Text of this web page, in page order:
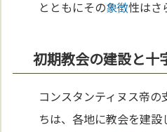
とともにその象徴性はさ
初期教会の建設と十
コンスタンティヌス帝の
ちは、各地に教会を建